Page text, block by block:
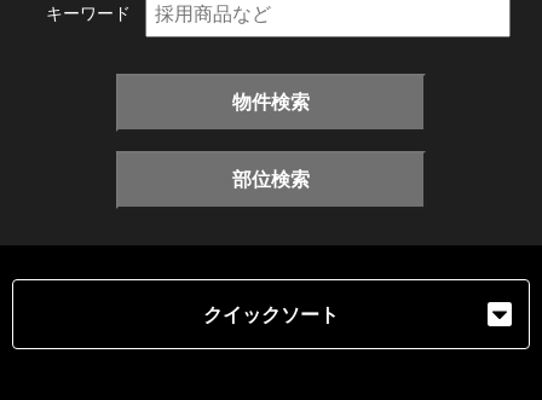
キーワード
物件検索
部位検索
クイックソート